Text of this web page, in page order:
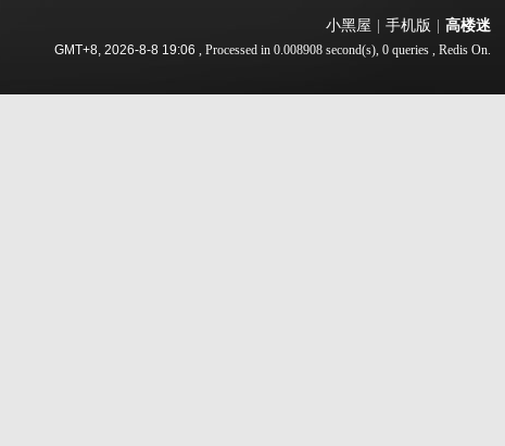
小黑屋 手机版 高楼迷
GMT+8, 2026-8-8 19:06 , Processed in 0.008908 second(s), 0 queries , Redis On.